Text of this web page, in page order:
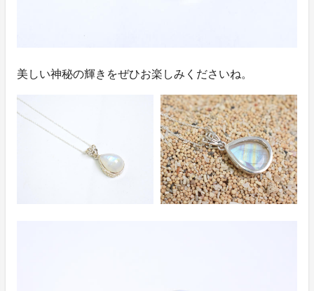
美しい神秘の輝きをぜひお楽しみくださいね。